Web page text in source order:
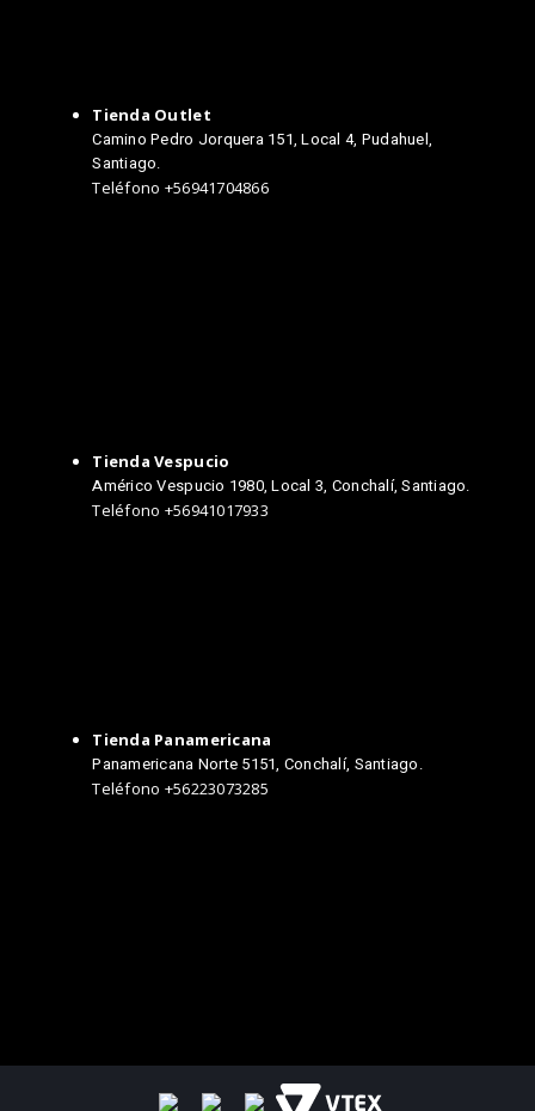
Tienda Outlet
Camino Pedro Jorquera 151, Local 4, Pudahuel,
Santiago.
Teléfono +56941704866
Tienda Vespucio
Américo Vespucio 1980, Local 3, Conchalí, Santiago.
Teléfono +56941017933
Tienda Panamericana
Panamericana Norte 5151, Conchalí, Santiago.
Teléfono +56223073285